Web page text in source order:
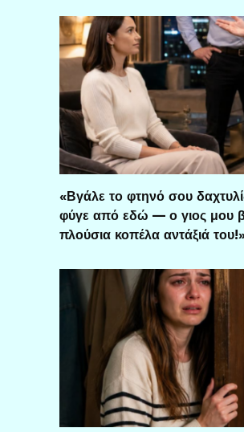
«Βγάλε το φτηνό σου
φύγε από εδώ — ο γιος μου
πλούσια κοπέλα αντάξιά